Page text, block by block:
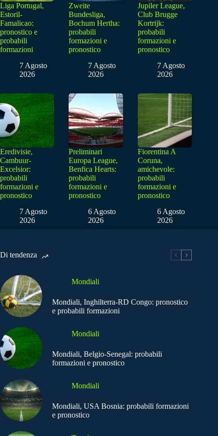
Liga Portugal,
Estoril-
Famalicao:
pronostico e
probabili
formazioni
7 Agosto
2026
Zweite
Bundesliga,
Bochum Hertha:
probabili
formazioni e
pronostico
7 Agosto
2026
Jupiler League,
Club Brugge
Kortrijk:
probabili
formazioni e
pronostico
7 Agosto
2026
Eredivisie,
Cambuur-
Excelsior:
probabili
formazioni e
pronostico
7 Agosto
2026
Preliminari
Europa League,
Benfica Hearts:
probabili
formazioni e
pronostico
6 Agosto
2026
Fiorentina A
Coruna,
amichevole:
probabili
formazioni e
pronostico
6 Agosto
2026
Di tendenza
Mondiali
Mondiali, Inghilterra-RD Congo: pronostico
e probabili formazioni
Mondiali
Mondiali, Belgio-Senegal: probabili
formazioni e pronostico
Mondiali
Mondiali, USA Bosnia: probabili formazioni
e pronostico